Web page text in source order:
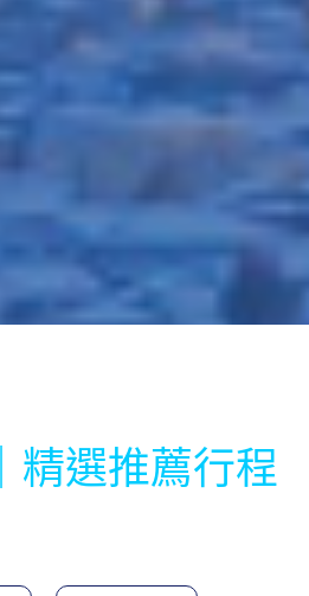
精選推薦行程